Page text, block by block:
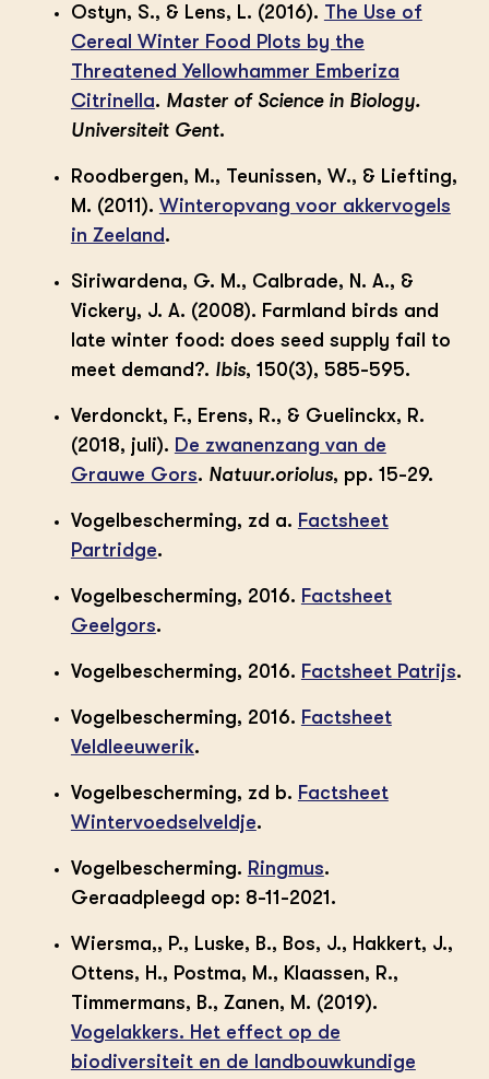
Ostyn, S., & Lens, L. (2016). The Use of
Cereal Winter Food Plots by the
Threatened Yellowhammer Emberiza
Citrinella. Master of Science in Biology.
Universiteit Gent.
Roodbergen, M., Teunissen, W., & Liefting,
M. (2011). Winteropvang voor akkervogels
in Zeeland .
Siriwardena, G. M., Calbrade, N. A., &
Vickery, J. A. (2008). Farmland birds and
late winter food: does seed supply fail to
meet demand?. Ibis, 150(3), 585-595.
Verdonckt, F., Erens, R., & Guelinckx, R.
(2018, juli). De zwanenzang van de
Grauwe Gors. Natuur.oriolus, pp. 15-29.
Vogelbescherming, zd a. Factsheet
Partridge.
Vogelbescherming, 2016. Factsheet
Geelgors.
Vogelbescherming, 2016. Factsheet Patrijs.
Vogelbescherming, 2016. Factsheet
Veldleeuwerik.
Vogelbescherming, zd b. Factsheet
Wintervoedselveldje.
Vogelbescherming. Ringmus.
Geraadpleegd op: 8-11-2021.
Wiersma,, P., Luske, B., Bos, J., Hakkert, J.,
Ottens, H., Postma, M., Klaassen, R.,
Timmermans, B., Zanen, M. (2019).
Vogelakkers. Het effect op de
biodiversiteit en de landbouwkundige